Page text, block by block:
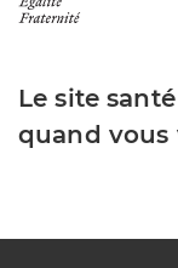
Le site
quand vous